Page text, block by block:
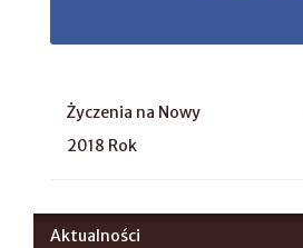
Życzenia na Nowy
2018 Rok
Aktualności